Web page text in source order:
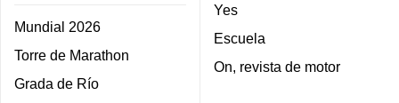
Mundial 2026
Torre de Marathon
Grada de Río
Yes
Escuela
On, revista de motor